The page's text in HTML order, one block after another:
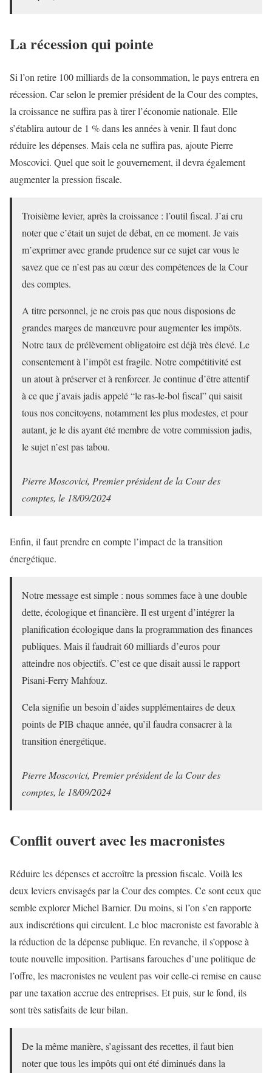
La récession qui pointe
Si l’on retire 100 milliards de la consommation, le pays entrera en
récession. Car selon le premier président de la Cour des comptes,
la croissance ne suffira pas à tirer l’économie nationale. Elle
s’établira autour de 1 % dans les années à venir. Il faut donc
réduire les dépenses. Mais cela ne suffira pas, ajoute Pierre
Moscovici. Quel que soit le gouvernement, il devra également
augmenter la pression fiscale.
Troisième levier, après la croissance : l’outil fiscal. J’ai cru
noter que c’était un sujet de débat, en ce moment. Je vais
m’exprimer avec grande prudence sur ce sujet car vous le
savez que ce n’est pas au cœur des compétences de la Cour
des comptes.
A titre personnel, je ne crois pas que nous disposions de
grandes marges de manœuvre pour augmenter les impôts.
Notre taux de prélèvement obligatoire est déjà très élevé. Le
consentement à l’impôt est fragile. Notre compétitivité est
un atout à préserver et à renforcer. Je continue d’être attentif
à ce que j’avais jadis appelé “le ras-le-bol fiscal” qui saisit
tous nos concitoyens, notamment les plus modestes, et pour
autant, je le dis ayant été membre de votre commission jadis,
le sujet n’est pas tabou.
Pierre Moscovici, Premier président de la Cour des
comptes, le 18/09/2024
Enfin, il faut prendre en compte l’impact de la transition
énergétique.
Notre message est simple : nous sommes face à une double
dette, écologique et financière. Il est urgent d’intégrer la
planification écologique dans la programmation des finances
publiques. Mais il faudrait 60 milliards d’euros pour
atteindre nos objectifs. C’est ce que disait aussi le rapport
Pisani-Ferry Mahfouz.
Cela signifie un besoin d’aides supplémentaires de deux
points de PIB chaque année, qu’il faudra consacrer à la
transition énergétique.
Pierre Moscovici, Premier président de la Cour des
comptes, le 18/09/2024
Conflit ouvert avec les macronistes
Réduire les dépenses et accroître la pression fiscale. Voilà les
deux leviers envisagés par la Cour des comptes. Ce sont ceux que
semble explorer Michel Barnier. Du moins, si l’on s’en rapporte
aux indiscrétions qui circulent. Le bloc macroniste est favorable à
la réduction de la dépense publique. En revanche, il s’oppose à
toute nouvelle imposition. Partisans farouches d’une politique de
l’offre, les macronistes ne veulent pas voir celle-ci remise en cause
par une taxation accrue des entreprises. Et puis, sur le fond, ils
sont très satisfaits de leur bilan.
De la même manière, s’agissant des recettes, il faut bien
noter que tous les impôts qui ont été diminués dans la